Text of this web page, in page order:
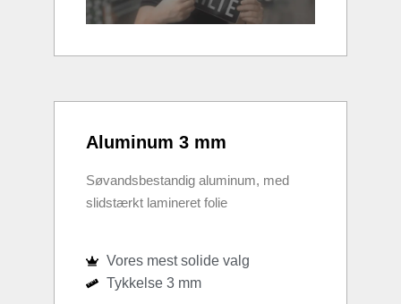
Aluminum 3 mm
Søvandsbestandig aluminum, med
slidstærkt lamineret folie
Vores mest solide valg
Tykkelse 3 mm